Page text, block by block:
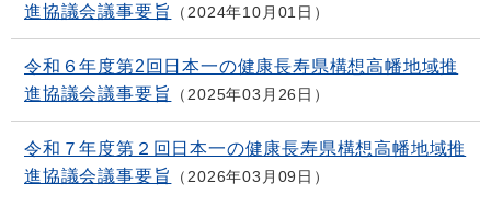
進協議会議事要旨
2024年10月01日
令和６年度第2回日本一の健康長寿県構想高幡地域推
進協議会議事要旨
2025年03月26日
令和７年度第２回日本一の健康長寿県構想高幡地域推
進協議会議事要旨
2026年03月09日